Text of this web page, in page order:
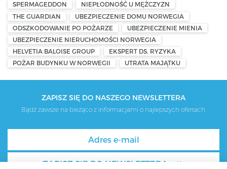
SPERMAGEDDON
NIEPŁODNOŚĆ U MĘŻCZYZN
THE GUARDIAN
UBEZPIECZENIE DOMU NORWEGIA
ODSZKODOWANIE PO POŻARZE
UBEZPIECZENIE MIENIA
UBEZPIECZENIE NIERUCHOMOŚCI NORWEGIA
HELVETIA BALOISE GROUP
EKSPERT DS. RYZYKA
POŻAR BUDYNKU W NORWEGII
UTRATA MAJĄTKU
ZAPISZ SIĘ DO NASZEGO NEWSLETTERA
Bądź zawsze na bieżąco z informacjami o najlepszych ofertach.
ZAPISZ SIĘ DO NEWSLETTERA